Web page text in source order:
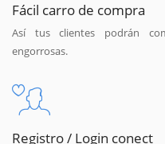
Fácil carro de compra
Así tus clientes podrán
engorrosas.
Registro / Login conect